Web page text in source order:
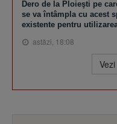
Dero de la Ploieşti pe
se va întâmpla cu acest
existente pentru
astăzi, 18:08